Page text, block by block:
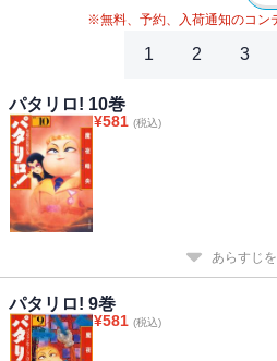
※無料、予約、入荷通知のコン
1 2 3
パタリロ! 10巻
¥581 (税込)
あらすじ
パタリロ! 9巻
¥581 (税込)